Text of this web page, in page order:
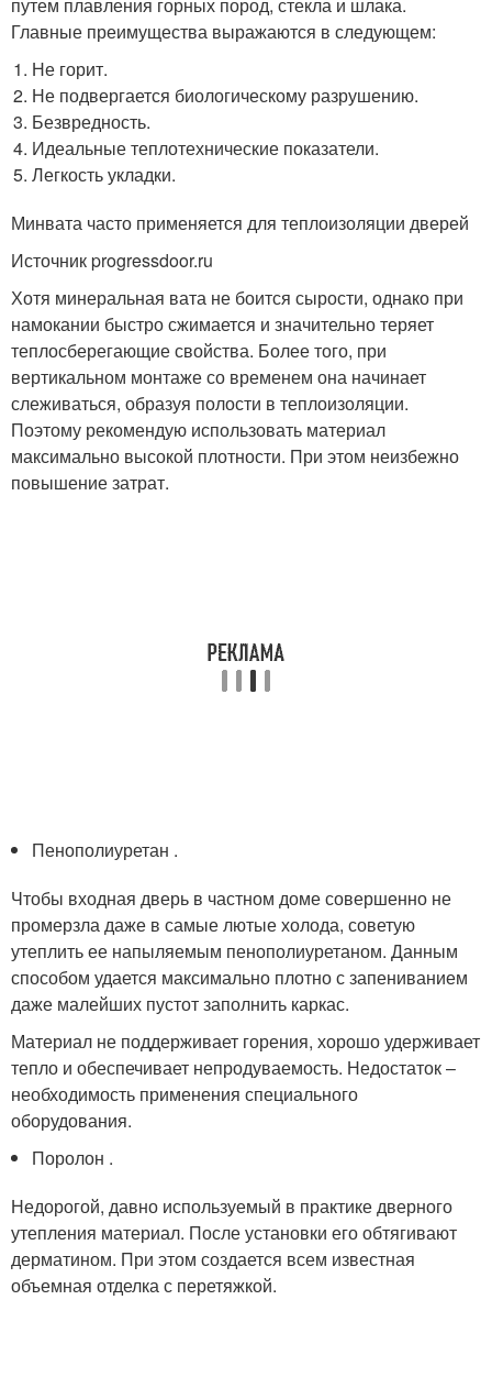
Главные преимущества выражаются в следующем:
Не горит.
Не подвергается биологическому разрушению.
Безвредность.
Идеальные теплотехнические показатели.
Легкость укладки.
Минвата часто применяется для теплоизоляции дверей
Источник progressdoor.ru
Хотя минеральная вата не боится сырости, однако при
намокании быстро сжимается и значительно теряет
теплосберегающие свойства. Более того, при
вертикальном монтаже со временем она начинает
слеживаться, образуя полости в теплоизоляции.
Поэтому рекомендую использовать материал
максимально высокой плотности. При этом неизбежно
повышение затрат.
Пенополиуретан .
Чтобы входная дверь в частном доме совершенно не
промерзла даже в самые лютые холода, советую
утеплить ее напыляемым пенополиуретаном. Данным
способом удается максимально плотно с запениванием
даже малейших пустот заполнить каркас.
Материал не поддерживает горения, хорошо удерживает
тепло и обеспечивает непродуваемость. Недостаток –
необходимость применения специального
оборудования.
Поролон .
Недорогой, давно используемый в практике дверного
утепления материал. После установки его обтягивают
дерматином. При этом создается всем известная
объемная отделка с перетяжкой.